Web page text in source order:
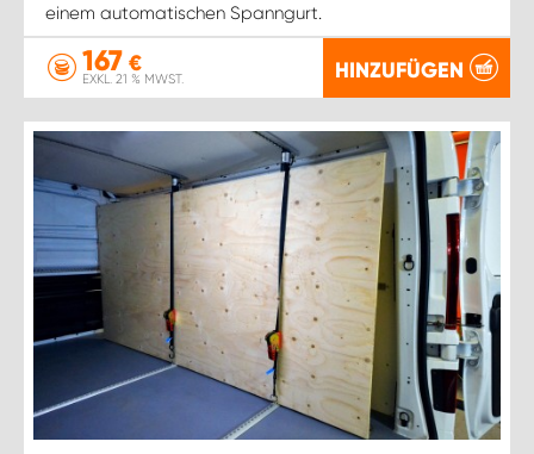
einem automatischen Spanngurt.
167 €
EXKL. 21 % MWST. HINZUFÜGEN